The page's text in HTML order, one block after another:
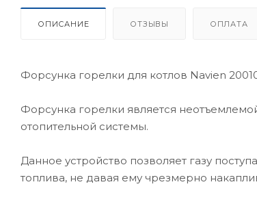
ОПИСАНИЕ ОТЗЫВЫ ОПЛАТА
Форсунка горелки для котлов Navien
Форсунка горелки является
отопительной системы.
Данное устройство позволяет газу
топлива, не давая ему чрезмерно